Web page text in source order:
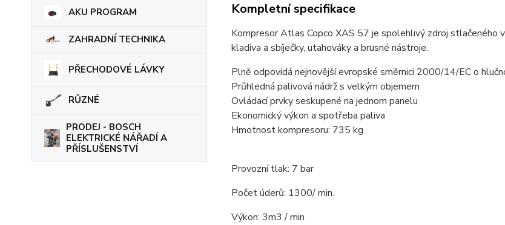
AKU PROGRAM
ZAHRADNÍ TECHNIKA
PŘECHODOVÉ LÁVKY
RŮZNÉ
PRODEJ - BOSCH
ELEKTRICKÉ NÁŘADÍ A
PŘÍSLUŠENSTVÍ
Kompletní specifikace
Kompresor Atlas Copco XAS 57 je spolehlivý zdroj stlačeného
kladiva a sbíječky, utahováky a brusné nástroje.
Plně odpovídá nejnovější evropské směrnici 2000/14/EC o
Průhledná palivová nádrž s velkým objemem
Ovládací prvky seskupené na jednom panelu
Ekonomický výkon a spotřeba paliva
Hmotnost kompresoru: 735 kg
Provozní tlak: 7 bar
Počet úderů: 1300/ min.
Výkon: 3m3 / min